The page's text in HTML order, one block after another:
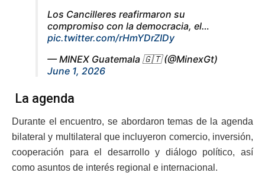
Los Cancilleres reafirmaron su
compromiso con la democracia, el…
pic.twitter.com/rHmYDrZIDy
— MINEX Guatemala 🇬🇹 (@MinexGt)
June 1, 2026
La agenda
Durante el encuentro, se abordaron temas de la agenda
bilateral y multilateral que incluyeron comercio, inversión,
cooperación para el desarrollo y diálogo político, así
como asuntos de interés regional e internacional.